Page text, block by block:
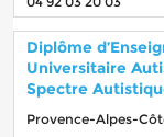
Diplôme
Universitaire
Spectre
Provence-Alpes-